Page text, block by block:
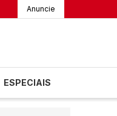
Anuncie
ESPECIAIS